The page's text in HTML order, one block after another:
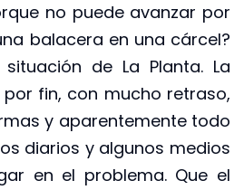
no puede avanzar por
balacera en una cárcel?
de La Planta. La
por fin, con mucho retraso,
y aparentemente todo
diarios y algunos medios
en el problema. Que el